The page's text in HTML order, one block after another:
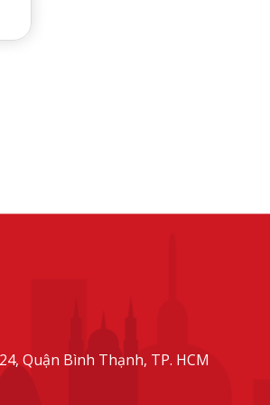
Quận Bình Thạnh, TP. HCM